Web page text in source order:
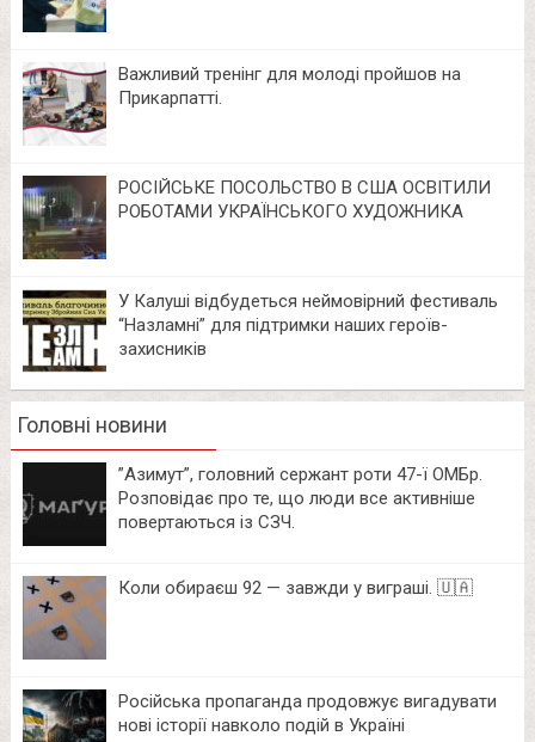
Важливий тренінг для молоді пройшов на
Прикарпатті.
РОСІЙСЬКЕ ПОСОЛЬСТВО В США ОСВІТИЛИ
РОБОТАМИ УКРАЇНСЬКОГО ХУДОЖНИКА
У Калуші відбудеться неймовірний фестиваль
“Назламні” для підтримки наших героїв-
захисників
Головні новини
⁨”Азимут”, головний сержант роти 47-ї ОМБр.
Розповідає про те, що люди все активніше
повертаються із СЗЧ.
Коли обираєш 92 — завжди у виграші. 🇺🇦
Російська пропаганда продовжує вигадувати
нові історії навколо подій в Україні